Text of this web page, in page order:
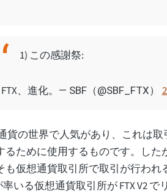
1) この感謝祭:
FTX、進化。 — SBF（@SBF_FTX）
貨の世界で人気があり、これは取
ために使用するものです。した
も仮想通貨取引所で取引が行われ
いる仮想通貨取引所が FTX V2 で